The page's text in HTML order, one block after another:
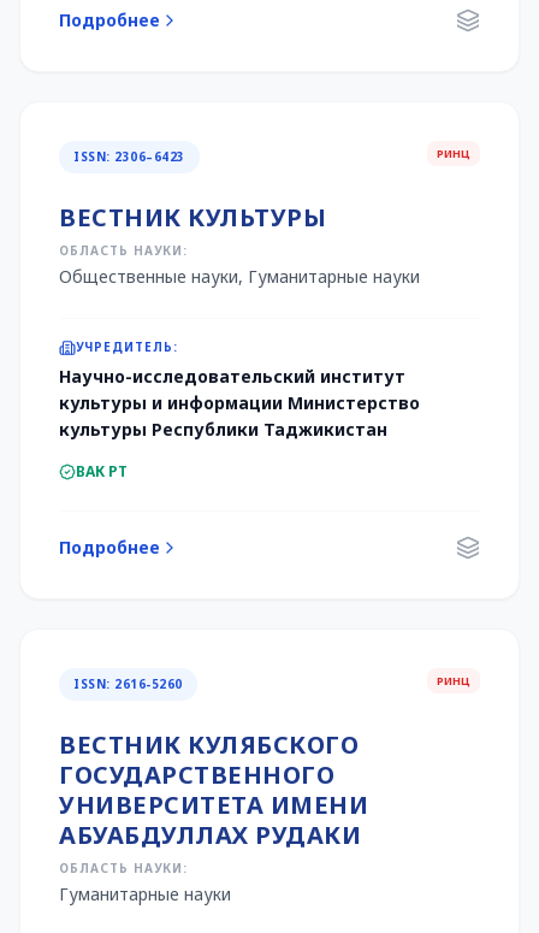
Подробнее
ISSN: 2306–6423 РИНЦ
ВЕСТНИК КУЛЬТУРЫ
ОБЛАСТЬ НАУКИ:
Общественные науки, Гуманитарные науки
УЧРЕДИТЕЛЬ:
Научно-исследовательский институт
культуры и информации Министерство
культуры Республики Таджикистан
ВАК РТ
Подробнее
ISSN: 2616-5260 РИНЦ
ВЕСТНИК КУЛЯБСКОГО
ГОСУДАРСТВЕННОГО
УНИВЕРСИТЕТА ИМЕНИ
АБУАБДУЛЛАХ РУДАКИ
ОБЛАСТЬ НАУКИ:
Гуманитарные науки